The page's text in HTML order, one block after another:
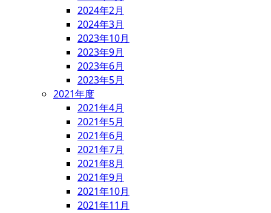
2024年2月
2024年3月
2023年10月
2023年9月
2023年6月
2023年5月
2021年度
2021年4月
2021年5月
2021年6月
2021年7月
2021年8月
2021年9月
2021年10月
2021年11月